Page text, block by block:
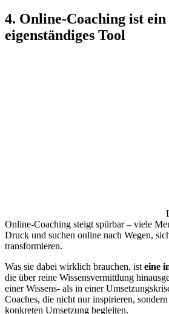
4. Online-Coaching ist ein
eigenständiges Tool
Online-Coaching steigt spürbar – viele
Druck und suchen online nach Wegen,
transformieren.
Was sie dabei wirklich brauchen, ist eine
die über reine Wissensvermittlung
einer Wissens- als in einer
Coaches, die nicht nur inspirieren,
konkreten Umsetzung begleiten.